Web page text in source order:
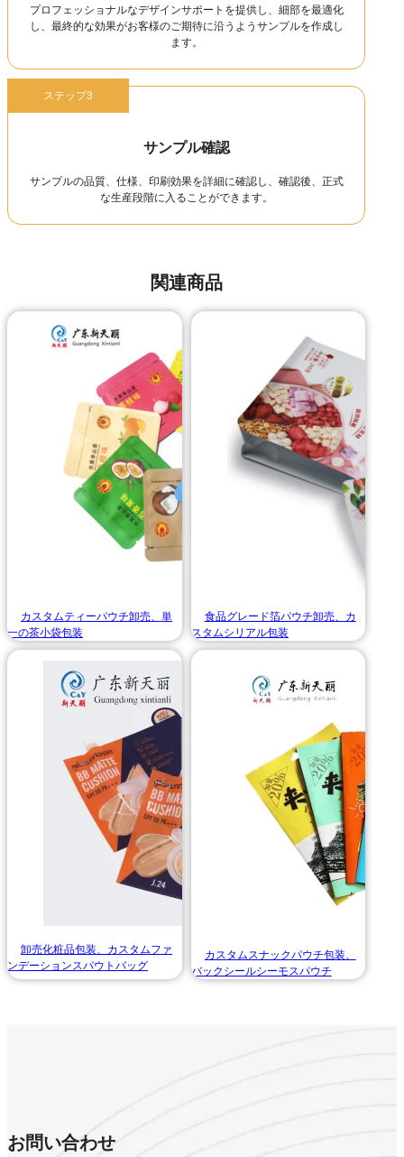
プロフェッショナルなデザインサポートを提供し、細部を最適化
し、最終的な効果がお客様のご期待に沿うようサンプルを作成し
ます。
ステップ3
サンプル確認
サンプルの品質、仕様、印刷効果を詳細に確認し、確認後、正式
な生産段階に入ることができます。
関連商品
カスタムティーパウチ卸売、単
一の茶小袋包装
食品グレード箔パウチ卸売、カ
スタムシリアル包装
卸売化粧品包装、カスタムファ
ンデーションスパウトバッグ
カスタムスナックパウチ包装、
バックシールシーモスパウチ
お問い合わせ